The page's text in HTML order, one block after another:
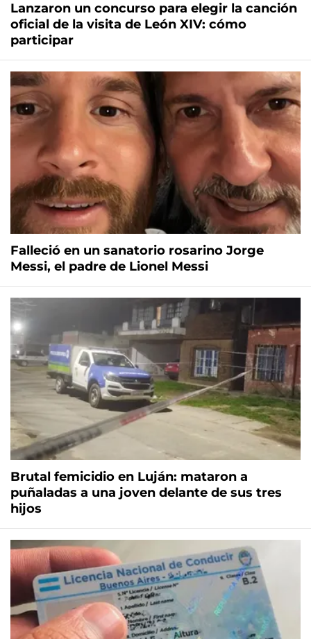
Lanzaron un concurso para elegir la canción
oficial de la visita de León XIV: cómo
participar
Falleció en un sanatorio rosarino Jorge
Messi, el padre de Lionel Messi
Brutal femicidio en Luján: mataron a
puñaladas a una joven delante de sus tres
hijos